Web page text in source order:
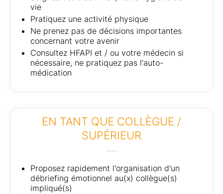
vie
Pratiquez une activité physique
Ne prenez pas de décisions importantes
concernant votre avenir
Consultez HFAPI et / ou votre médecin si
nécessaire, ne pratiquez pas l'auto-
médication
EN TANT QUE COLLÈGUE /
SUPÉRIEUR
Proposez rapidement l'organisation d'un
débriefing émotionnel au(x) collègue(s)
impliqué(s)